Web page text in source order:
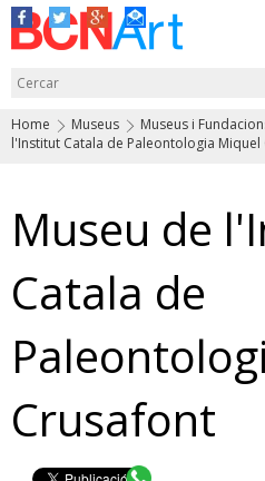
Home Museus Museus i
l'Institut Catala de Paleontologia Miquel
Museu de
Catala de
Crusafont